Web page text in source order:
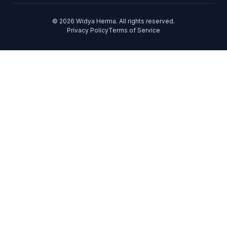
© 2026 Widya Herma. All rights reserved.
Privacy PolicyTerms of Service